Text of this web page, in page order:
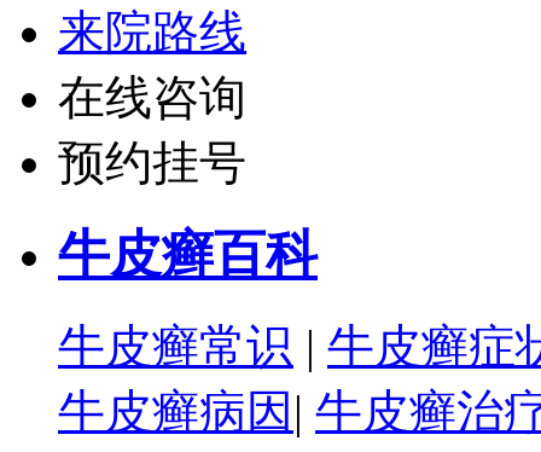
来院路线
在线咨询
预约挂号
牛皮癣百科
牛皮癣常识 | 牛皮癣症
牛皮癣病因 | 牛皮癣治